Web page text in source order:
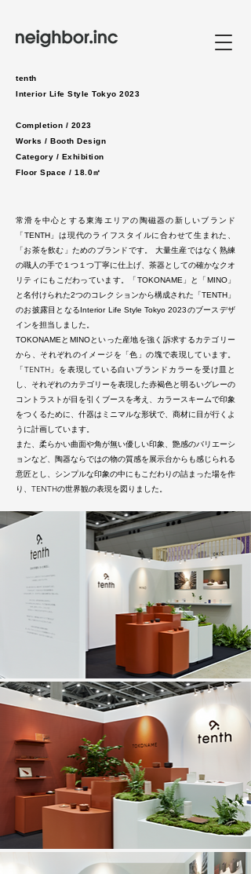
​tenth
Interior Life Style Tokyo 2023
Completion / 2023
Works / Booth Design
Category / Exhibition
Floor Space / 18.0㎡
常滑を中心とする東海エリアの陶磁器の新しいブランド
「TENTH」は現代のライフスタイルに合わせて生まれた、
「お茶を飲む」ためのブランドです。 大量生産ではなく熟練
の職人の手で１つ１つ丁寧に仕上げ、茶器としての確かなクオ
リティにもこだわっています。「TOKONAME」と「MINO」
と名付けられた2つのコレクションから構成された「TENTH」
のお披露目となるInterior Life Style Tokyo 2023のブースデザ
インを担当しました。
TOKONAMEとMINOといった産地を強く訴求するカテゴリー
から、それぞれのイメージを「色」の塊で表現しています。
「TENTH」を表現している白いブランドカラーを受け皿と
し、それぞれのカテゴリーを表現した赤褐色と明るいグレーの
コントラストが目を引くブースを考え、カラースキームで印象
をつくるために、什器はミニマルな形状で、商材に目が行くよ
うに計画しています。
また、柔らかい曲面や角が無い優しい印象、艶感のバリエーシ
ョンなど、陶器ならではの物の質感を展示台からも感じられる
意匠とし、シンプルな印象の中にもこだわりの詰まった場を作
り、TENTHの世界観の表現を図りました。